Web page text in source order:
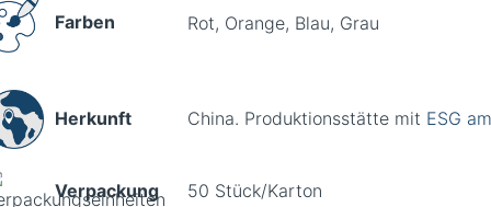
Farben Rot, Orange, Blau, Grau
Herkunft China. Produktionsstätte mit ESG
Verpackung 50 Stück/Karton